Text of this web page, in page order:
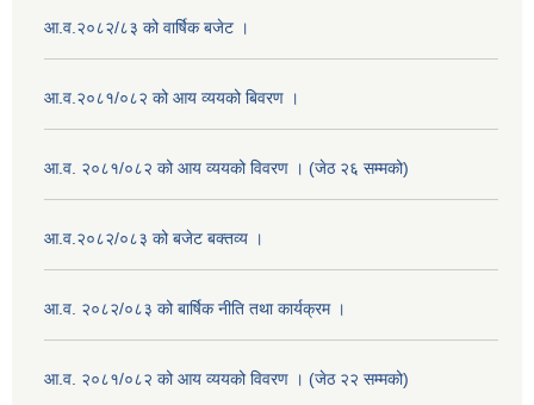
आ.व.२०८२/८३ को वार्षिक बजेट ।
आ.व.२०८१/०८२ को आय व्ययको बिवरण ।
आ.व. २०८१/०८२ को आय व्ययको विवरण । (जेठ २६ सम्मको)
आ.व.२०८२/०८३ को बजेट बक्तव्य ।
आ.व. २०८२/०८३ को बार्षिक नीति तथा कार्यक्रम ।
आ.व. २०८१/०८२ को आय व्ययको विवरण । (जेठ २२ सम्मको)